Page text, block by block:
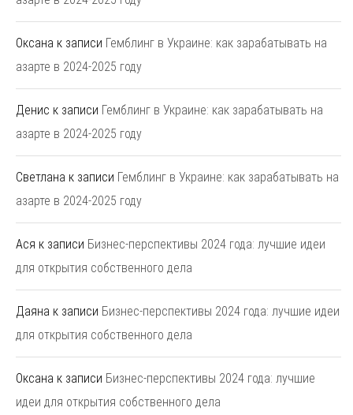
Оксана к записи Гемблинг в Украине: как зарабатывать на
азарте в 2024-2025 году
Денис к записи Гемблинг в Украине: как зарабатывать на
азарте в 2024-2025 году
Светлана к записи Гемблинг в Украине: как зарабатывать на
азарте в 2024-2025 году
Ася к записи Бизнес-перспективы 2024 года: лучшие идеи
для открытия собственного дела
Даяна к записи Бизнес-перспективы 2024 года: лучшие идеи
для открытия собственного дела
Оксана к записи Бизнес-перспективы 2024 года: лучшие
идеи для открытия собственного дела